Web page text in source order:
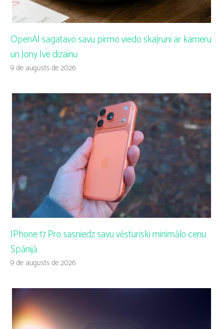
OpenAI sagatavo savu pirmo viedo skaļruni ar kameru
un Jony Ive dizainu
9 de augusts de 2026
IPhone 17 Pro sasniedz savu vēsturiski minimālo cenu
Spānijā
9 de augusts de 2026